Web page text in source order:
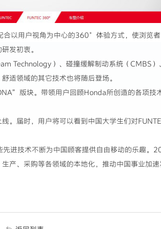
以用户视角为中心的360°体验方式，使浏览者
发初衷。
Technology）、碰撞缓解制动系统（CMBS）
适领域的其它技术也将随后登场。
版块。带领用户回顾Honda所创造的各项技
。届时，用户将可以看到中国大学生们对
进技术不断为中国顾客提供自由移动的乐趣。
产、采购等各领域的本地化，推动中国事业加